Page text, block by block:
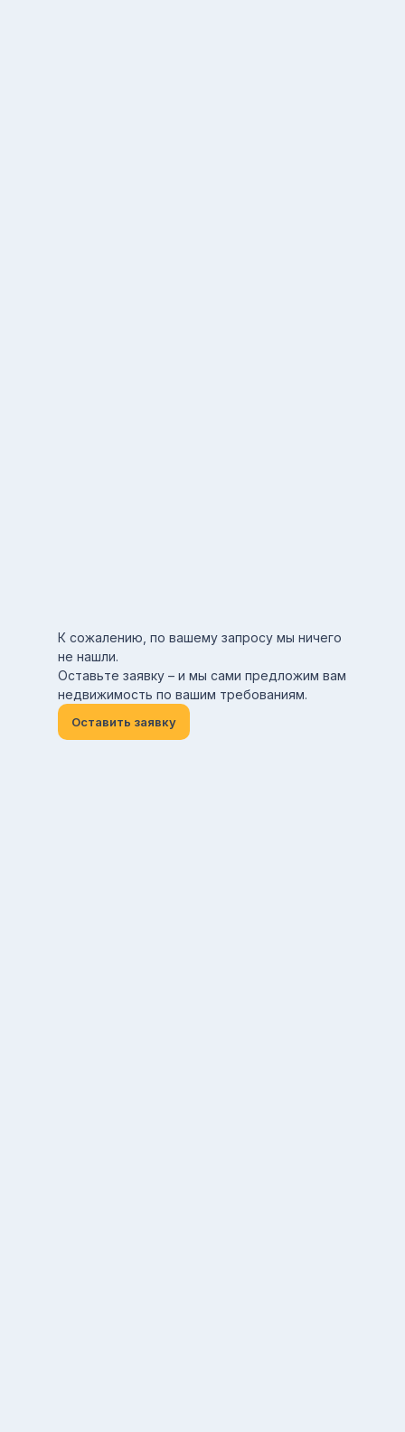
К сожалению, по вашему запросу мы ничего
не нашли.
Оставьте заявку – и мы сами предложим вам
недвижимость по вашим требованиям.
Оставить заявку